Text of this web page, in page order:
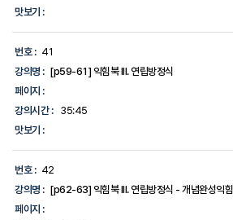
맛보기 :
번호 : 41
강의명 : [p59-61] 익힘북 III. 연립방정식
페이지 :
강의시간 :
35:45
맛보기 :
번호 : 42
강의명 : [p62-63] 익힘북 III. 연립방정식 - 개념완성익힘
페이지 :